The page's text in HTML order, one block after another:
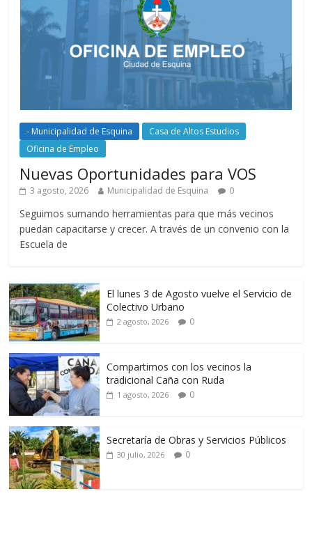
- Municipalidad de Esquina
Casa de Altos Estudios
Oficina de Empleo
Nuevas Oportunidades para VOS
3 agosto, 2026 Municipalidad de Esquina 0
Seguimos sumando herramientas para que más vecinos
puedan capacitarse y crecer. A través de un convenio con la
Escuela de
El lunes 3 de Agosto vuelve el Servicio de
Colectivo Urbano
2 agosto, 2026 0
Compartimos con los vecinos la
tradicional Caña con Ruda
1 agosto, 2026 0
Secretaría de Obras y Servicios Públicos
30 julio, 2026 0